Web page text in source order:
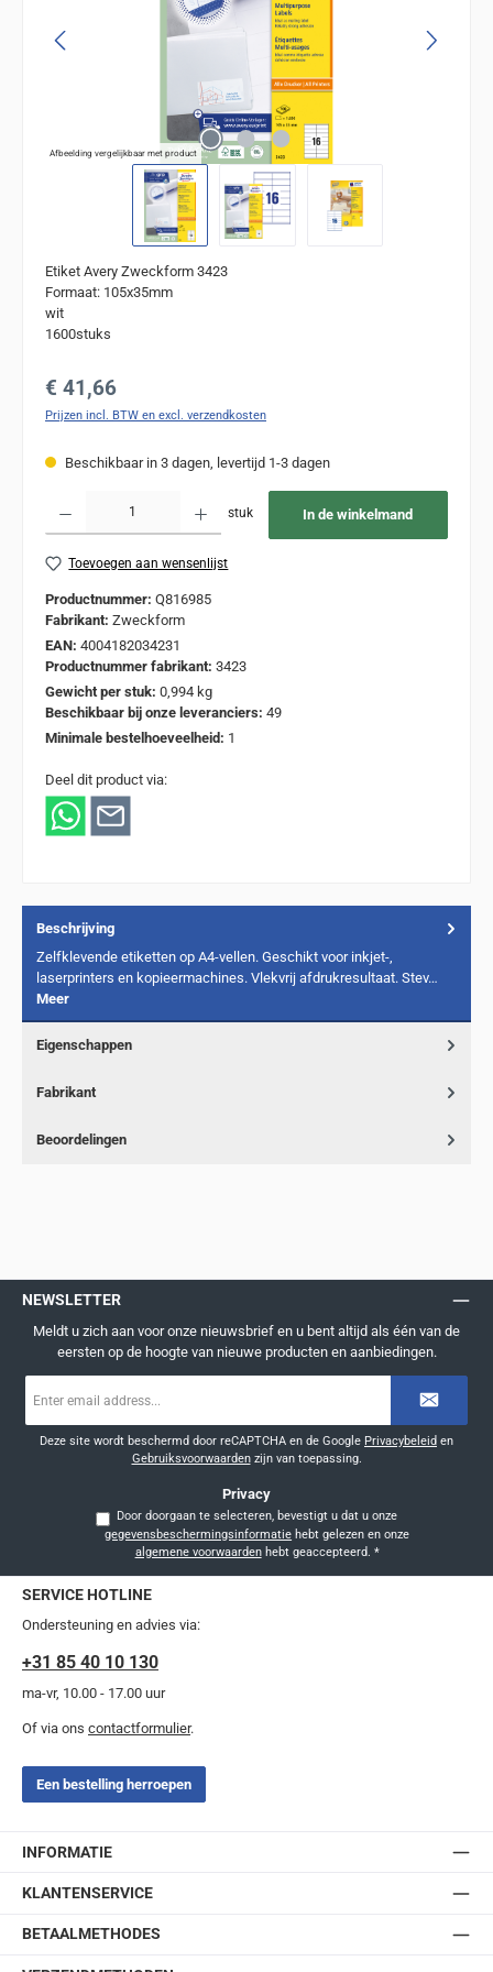
Afbeelding vergelijkbaar met product
Etiket Avery Zweckform 3423
Formaat: 105x35mm
wit
1600stuks
Normale prijs:
€ 41,66
Prijzen incl. BTW en excl. verzendkosten
Beschikbaar in 3 dagen, levertijd 1-3 dagen
stuk In de winkelmand
Toevoegen aan wensenlijst
Productnummer: Q816985
Fabrikant: Zweckform
EAN: 4004182034231
Productnummer fabrikant: 3423
Gewicht per stuk: 0,994 kg
Beschikbaar bij onze leveranciers: 49
Minimale bestelhoeveelheid: 1
Deel dit product via:
Beschrijving
Zelfklevende etiketten op A4-vellen. Geschikt voor inkjet-,
laserprinters en kopieermachines. Vlekvrij afdrukresultaat. Stev…
Meer
Eigenschappen
Fabrikant
Beoordelingen
NEWSLETTER
Meldt u zich aan voor onze nieuwsbrief en u bent altijd als één van de
eersten op de hoogte van nieuwe producten en aanbiedingen.
mailadres
Deze site wordt beschermd door reCAPTCHA en de Google Privacybeleid en
Gebruiksvoorwaardenzijn van toepassing.
Privacy
Door doorgaan te selecteren, bevestigt u dat u onze
gegevensbeschermingsinformatie
algemene voorwaardenhebt geaccepteerd. *
SERVICE HOTLINE
Ondersteuning en advies via:
+31 85 40 10 130
ma-vr, 10.00 - 17.00 uur
Of via ons contactformulier.
Een bestelling herroepen
INFORMATIE
KLANTENSERVICE
BETAALMETHODES